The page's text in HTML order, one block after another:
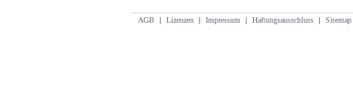
AGB | Lizenzen | Impressum | Haftungsausschluss | Sitemap